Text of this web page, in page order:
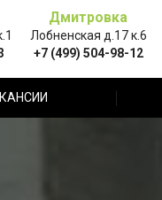
Дмитровка
Лобненская д.17 к.6
+7 (499) 504-98-12